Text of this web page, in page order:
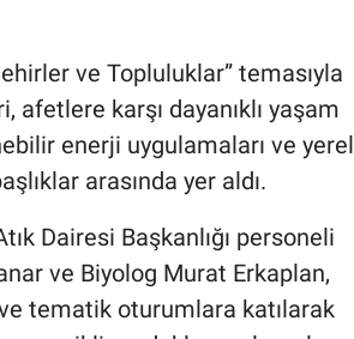
ve Topluluklar” temasıyla
karşı dayanıklı yaşam
enerji uygulamaları ve yerel
arasında yer aldı.
Dairesi Başkanlığı personeli
ve Biyolog Murat Erkaplan,
tematik oturumlara katılarak